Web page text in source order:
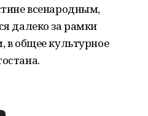
всенародным,
далеко за рамки
в общее культурное